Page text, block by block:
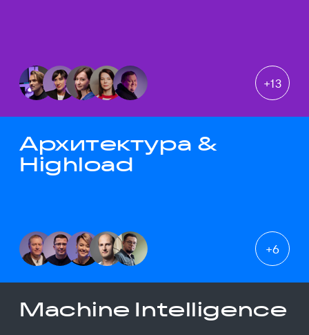
+13
Архитектура &
Highload
+6
Machine Intelligence